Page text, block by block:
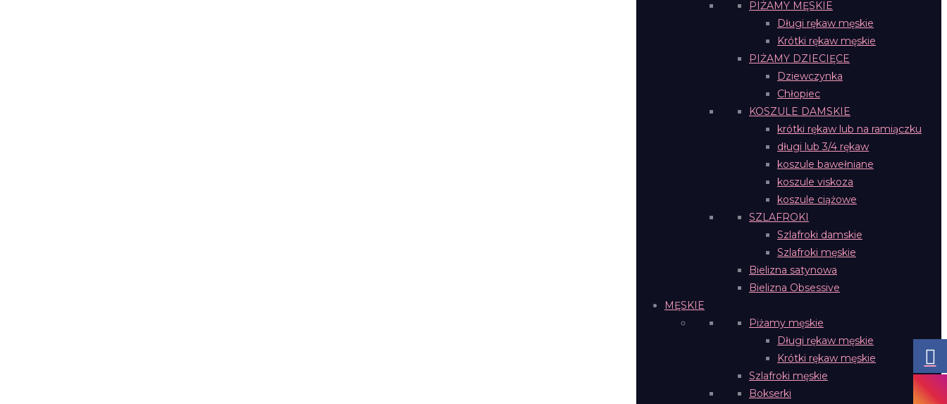
PIŻAMY MĘSKIE
Długi rękaw męskie
Krótki rękaw męskie
PIŻAMY DZIECIĘCE
Dziewczynka
Chłopiec
KOSZULE DAMSKIE
krótki rękaw lub na ramiączku
długi lub 3/4 rękaw
koszule bawełniane
koszule viskoza
koszule ciążowe
SZLAFROKI
Szlafroki damskie
Szlafroki męskie
Bielizna satynowa
Bielizna Obsessive
MĘSKIE
Piżamy męskie
Długi rękaw męskie
Krótki rękaw męskie
Szlafroki męskie
Bokserki